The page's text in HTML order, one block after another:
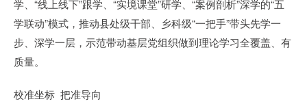
学、“线上线下”跟学、“实境课堂”研学、“案例剖析”深学的“五
学联动”模式，推动县处级干部、乡科级“一把手”带头先学一
步、深学一层，示范带动基层党组织做到理论学习全覆盖、有
质量。
校准坐标 把准导向